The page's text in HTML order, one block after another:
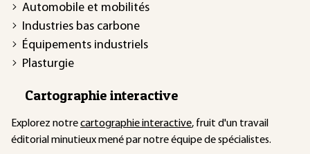
Automobile et mobilités
Industries bas carbone
Équipements industriels
Plasturgie
Cartographie interactive
Explorez notrecartographie interactive, fruit d'un travail
éditorial minutieux mené par notre équipe de spécialistes.